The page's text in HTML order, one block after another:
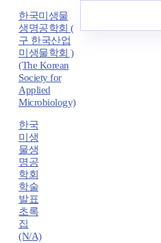
한국미생물
생명공학회 (
구 한국산업
미생물학회 )
(The Korean
Society for
Applied
Microbiology)
한국
미생
물생
명공
학회
학술
발표
초록
집
(N/A)